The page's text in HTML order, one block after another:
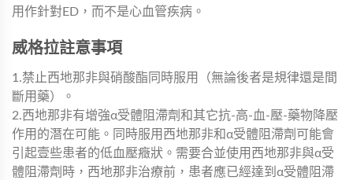
用作針對ED，而不是心血管疾病。
威格拉註意事項
1.禁止西地那非與硝酸酯同時服用（無論後者是規律還是間
斷用藥）。
2.西地那非有增強α受體阻滯劑和其它抗-高-血-壓-藥物降壓
作用的潛在可能。同時服用西地那非和α受體阻滯劑可能會
引起壹些患者的低血壓癥狀。需要合並使用西地那非與α受
體阻滯劑時，西地那非治療前，患者應已經達到α受體阻滯